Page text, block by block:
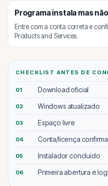
Programa instala mas
Entre com a conta correta e
Products and Services.
CHECKLIST ANTES DE
01 Download oficial
02 Windows atualizado
03 Espaço livre
04 Conta/licença
05 Instalador concluído
06 Primeira abertura e